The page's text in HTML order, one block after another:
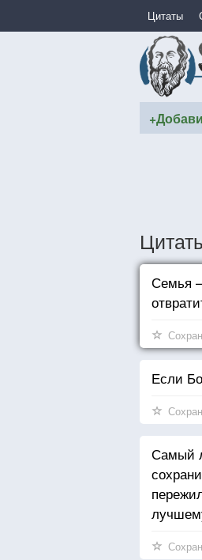
Цитаты
Семья
Если
Самый